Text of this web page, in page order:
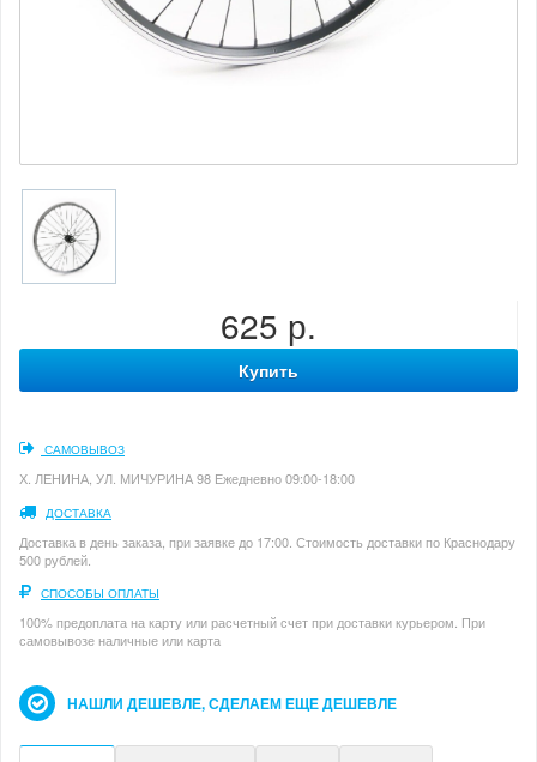
625 р.
Купить
САМОВЫВОЗ
Х. ЛЕНИНА, УЛ. МИЧУРИНА 98 Ежедневно 09:00-18:00
ДОСТАВКА
Доставка в день заказа, при заявке до 17:00. Стоимость доставки по Краснодару
500 рублей.
СПОСОБЫ ОПЛАТЫ
100% предоплата на карту или расчетный счет при доставки курьером. При
самовывозе наличные или карта
НАШЛИ ДЕШЕВЛЕ, СДЕЛАЕМ ЕЩЕ ДЕШЕВЛЕ